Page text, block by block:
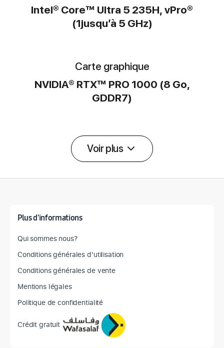
Intel® Core™ Ultra 5 235H, vPro®
(1jusqu’à 5 GHz)
Carte graphique
NVIDIA® RTX™ PRO 1000 (8 Go,
GDDR7)
Voir plus
Plus d'informations
Qui sommes nous?
Conditions générales d'utilisation
Conditions générales de vente
Mentions légales
Politique de confidentialité
Crédit gratuit